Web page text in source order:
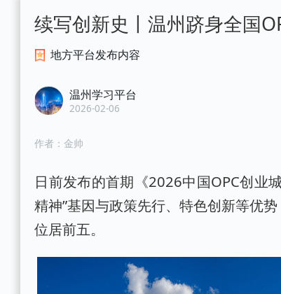
续写创新史丨温州跻身全国
地方平台发布内容
温州学习平台
2026-02-06
作者：金帅
日前发布的首期《2026中国OPC创业
精神”基因与政策先行、特色创新等优
位居前五。